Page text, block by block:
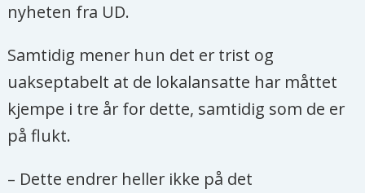
nyheten fra UD.
Samtidig mener hun det er trist og
uakseptabelt at de lokalansatte har måttet
kjempe i tre år for dette, samtidig som de er
på flukt.
– Dette endrer heller ikke på det